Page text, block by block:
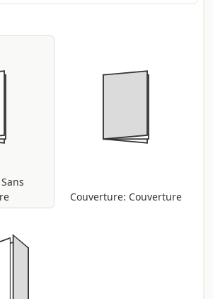
sur la quantité de +/- 5%
Couverture: Couverture